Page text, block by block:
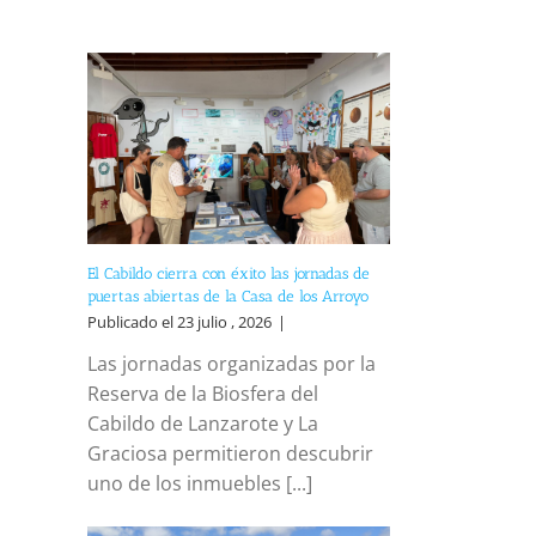
El Cabildo cierra con éxito las jornadas de
puertas abiertas de la Casa de los Arroyo
Publicado el 23 julio , 2026 |
Las jornadas organizadas por la
Reserva de la Biosfera del
Cabildo de Lanzarote y La
Graciosa permitieron descubrir
uno de los inmuebles [...]